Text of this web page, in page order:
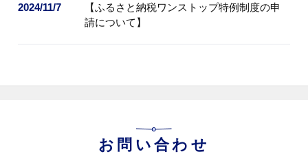
2024/11/7
【ふるさと納税ワンストップ特例制度の申
請について】
お問い合わせ